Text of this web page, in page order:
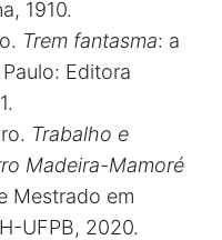
1910.
Trem fantasma: a
Editora
Trabalho e
Madeira-Mamoré
Mestrado em
UFPB, 2020.